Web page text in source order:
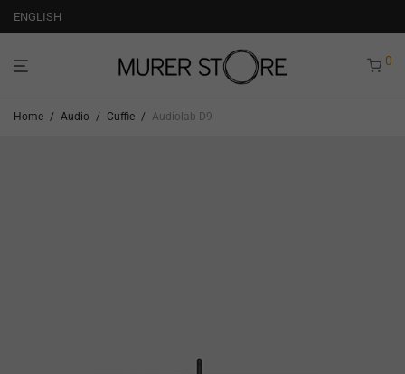
ENGLISH
0
Home / Audio / Cuffie / Audiolab D9